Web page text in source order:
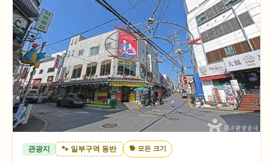
관광지 🐾 일부구역 동반 🐕 모든 크기